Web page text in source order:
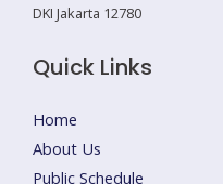
DKI Jakarta 12780
Quick Links
Home
About Us
Public Schedule